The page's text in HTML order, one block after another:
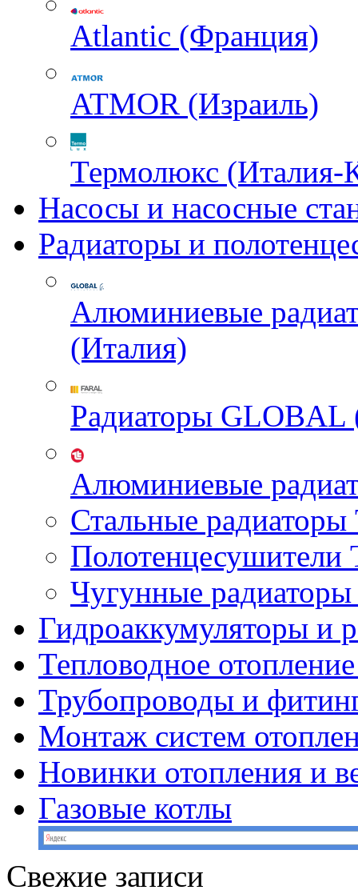
Atlantic (Франция)
ATMOR (Израиль)
Термолюкс (Италия-
Насосы и насосные
Радиаторы и
Алюминиевые
(Италия)
Радиаторы GLOBAL
Алюминиевые
Стальные
Чугунные
Гидроаккумуляторы и
Тепловодное
Трубопроводы и
Монтаж систем
Новинки отопления и
Газовые котлы
Свежие записи